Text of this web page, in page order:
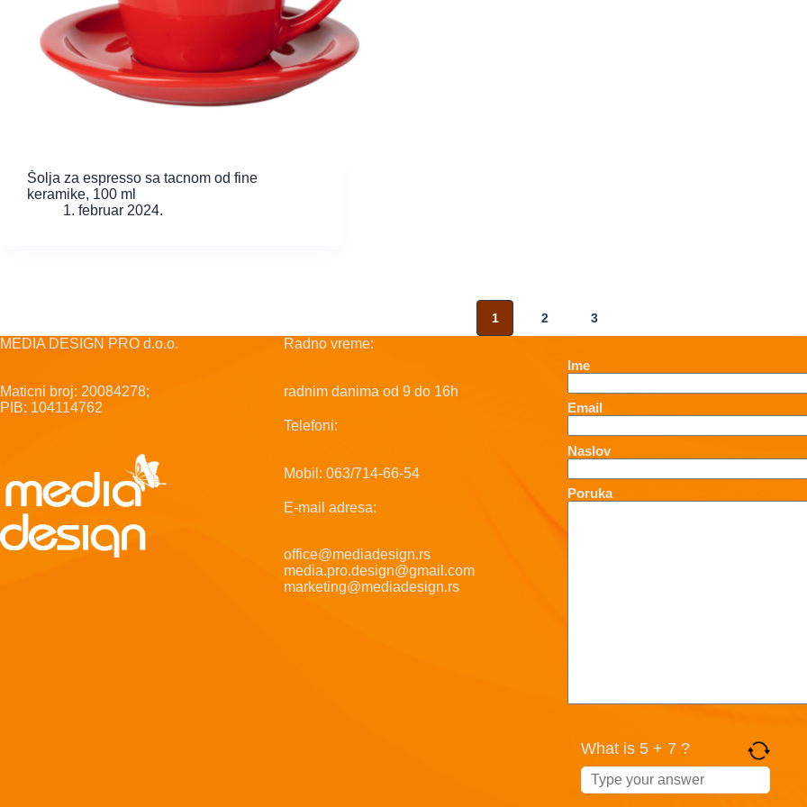
Šolja za espresso sa tacnom od fine
keramike, 100 ml
1. februar 2024.
1 2 3
MEDIA DESIGN PRO d.o.o.
Maticni broj: 20084278;
PIB: 104114762
Radno vreme:
radnim danima od 9 do 16h
Telefoni:
Mobil: 063/714-66-54
E-mail adresa:
office@mediadesign.rs
media.pro.design@gmail.com
marketing@mediadesign.rs
Ime
Email
Naslov
Poruka
What is 5 + 7 ?
Answer
for
5